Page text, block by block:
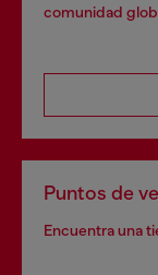
comunidad
Puntos de
Encuentra una